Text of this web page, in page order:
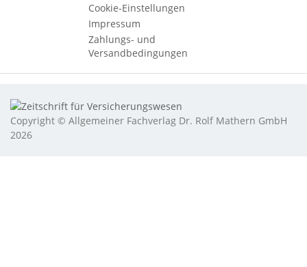
Cookie-Einstellungen
Impressum
Zahlungs- und
Versandbedingungen
Copyright © Allgemeiner Fachverlag Dr. Rolf Mathern GmbH
2026